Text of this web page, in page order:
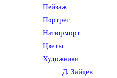
Пейзаж
Портрет
Натюрморт
Цветы
Художники
Д. Зайцев